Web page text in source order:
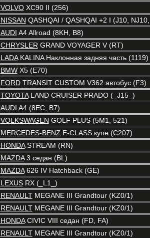
VOLVOXC90 II (256)
NISSAN QASHQAI / QASHQAI +2 I (J10,
AUDI A4 Allroad (8KH, B8)
CHRYSLER GRAND VOYAGER V (RT)
LADAKALINA Наклонная задняя часть (1119)
BMWX5 (E70)
FORDTRANSIT CUSTOM V362 автобус (F3)
TOYOTALAND CRUISER PRADO (_J15_)
AUDI A4 (8EC, B7)
VOLKSWAGEN GOLF PLUS (5M1, 521)
MERCEDES-BENZ E-CLASS купе (C207)
HONDASTREAM (RN)
MAZDA3 седан (BL)
MAZDA626 IV Hatchback (GE)
LEXUSRX (_L1_)
RENAULTMEGANE III Grandtour (KZ0/1)
RENAULTMEGANE III Grandtour (KZ0/1)
HONDACIVIC VIII седан (FD, FA)
RENAULTMEGANE III Grandtour (KZ0/1)